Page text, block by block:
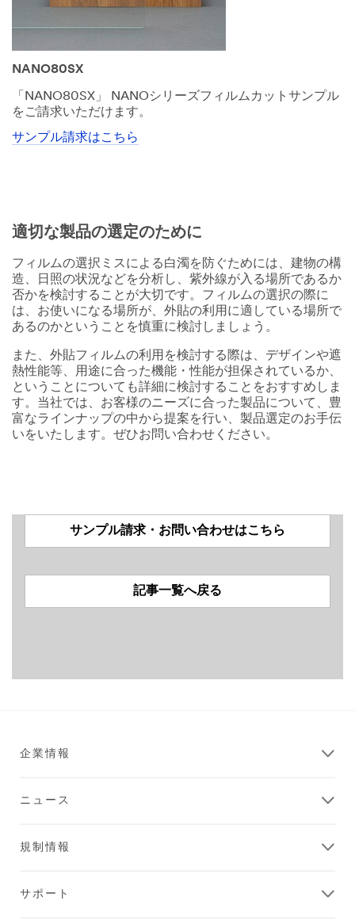
NANO80SX
「NANO80SX」 NANOシリーズフィルムカットサンプル
をご請求いただけます。
サンプル請求はこちら
適切な製品の選定のために
フィルムの選択ミスによる白濁を防ぐためには、建物の構
造、日照の状況などを分析し、紫外線が入る場所であるか
否かを検討することが大切です。フィルムの選択の際に
は、お使いになる場所が、外貼の利用に適している場所で
あるのかということを慎重に検討しましょう。
また、外貼フィルムの利用を検討する際は、デザインや遮
熱性能等、用途に合った機能・性能が担保されているか、
ということについても詳細に検討することをおすすめしま
す。当社では、お客様のニーズに合った製品について、豊
富なラインナップの中から提案を行い、製品選定のお手伝
いをいたします。ぜひお問い合わせください。
サンプル請求・お問い合わせはこちら
記事一覧へ戻る
企業情報
ニュース
規制情報
サポート